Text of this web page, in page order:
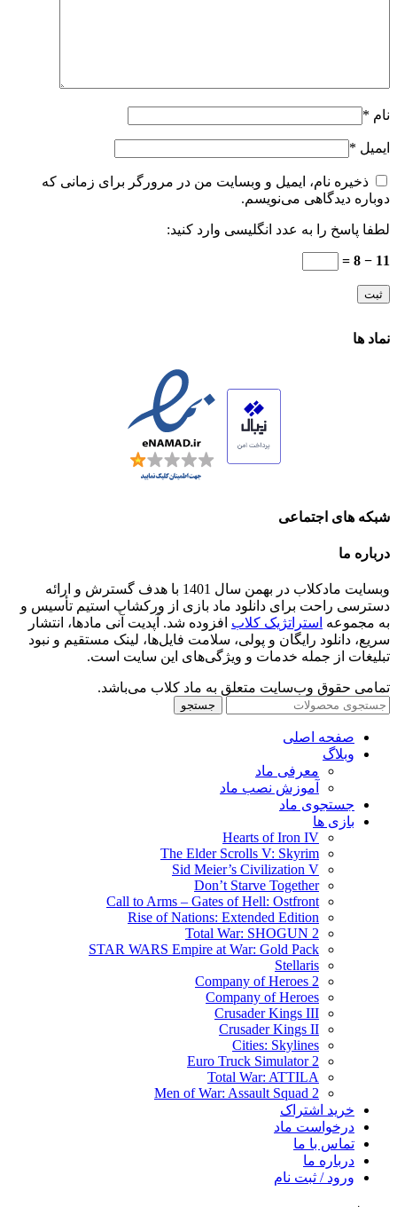
نام *
ایمیل *
ذخیره نام، ایمیل و وبسایت من در مرورگر برای زمانی که
دوباره دیدگاهی می‌نویسم.
لطفا پاسخ را به عدد انگلیسی وارد کنید:
11 − 8 =
نماد ها
شبکه های اجتماعی
درباره ما
وبسایت مادکلاب در بهمن سال 1401 با هدف گسترش و ارائه
دسترسی راحت برای دانلود ماد بازی از ورکشاپ استیم تأسیس و
به مجموعه استراتژیک کلاب افزوده شد. آپدیت آنی مادها، انتشار
سریع، دانلود رایگان و پولی، سلامت فایل‌ها، لینک مستقیم و نبود
تبلیغات از جمله خدمات و ویژگی‌های این سایت است.
تمامی حقوق وب‌سایت متعلق به ماد کلاب می‌باشد.
جستجو
صفحه اصلی
وبلاگ
معرفی ماد
آموزش نصب ماد
جستجوی ماد
بازی ها
Hearts of Iron IV
The Elder Scrolls V: Skyrim
Sid Meier’s Civilization V
Don’t Starve Together
Call to Arms – Gates of Hell: Ostfront
Rise of Nations: Extended Edition
Total War: SHOGUN 2
STAR WARS Empire at War: Gold Pack
Stellaris
Company of Heroes 2
Company of Heroes
Crusader Kings III
Crusader Kings II
Cities: Skylines
Euro Truck Simulator 2
Total War: ATTILA
Men of War: Assault Squad 2
خرید اشتراک
درخواست ماد
تماس با ما
درباره ما
ورود / ثبت نام